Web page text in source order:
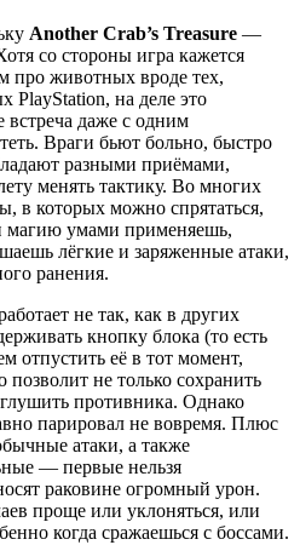
Another Crab’s Treasure —
со стороны игра кажется
про животных вроде тех,
PlayStation, на деле это
встреча даже с одним
Враги бьют больно, быстро
разными приёмами,
менять тактику. Во многих
в которых можно спрятаться,
магию умами применяешь,
лёгкие и заряженные атаки,
ранения.
не так, как в других
кнопку блока (то есть
отпустить её в тот момент,
позволит не только сохранить
противника. Однако
парировал не вовремя. Плюс
атаки, а также
— первые нельзя
раковине огромный урон.
проще или уклоняться, или
когда сражаешься с боссами.